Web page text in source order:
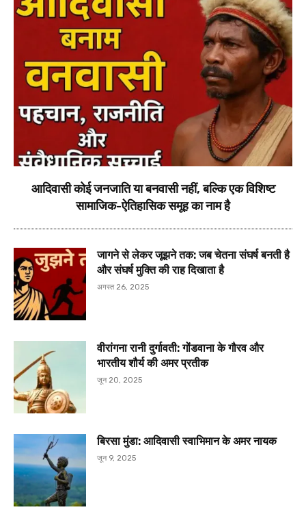
आदिवासी कोई जनजाति या बनवासी नहीं, बल्कि एक विशिष्ट
सामाजिक-ऐतिहासिक समूह का नाम है
जागने से लेकर जूझने तक: जब चेतना संघर्ष बनती है
और संघर्ष मुक्ति की राह दिखाता है
अगस्त 26, 2025
वीरांगना रानी दुर्गावती: गोंडवाना के गौरव और
भारतीय शौर्य की अमर प्रतीक
जून 20, 2025
बिरसा मुंडा: आदिवासी स्वाभिमान के अमर नायक
जून 9, 2025